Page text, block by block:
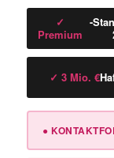
✓
Premium
-
✓ 3 Mio. €
●